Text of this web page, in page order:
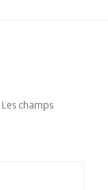
Les champs